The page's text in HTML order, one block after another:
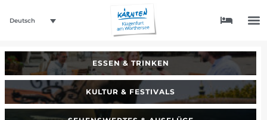
Deutsch
ESSEN & TRINKEN
KULTUR & FESTIVALS